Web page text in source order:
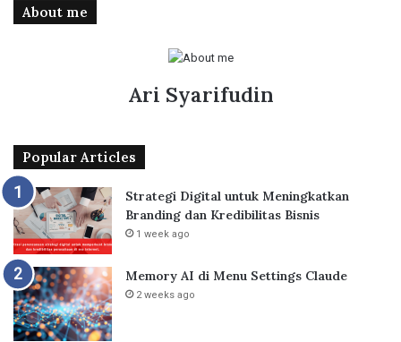
About me
Ari Syarifudin
Popular Articles
Strategi Digital untuk Meningkatkan
Branding dan Kredibilitas Bisnis
1 week ago
Memory AI di Menu Settings Claude
2 weeks ago